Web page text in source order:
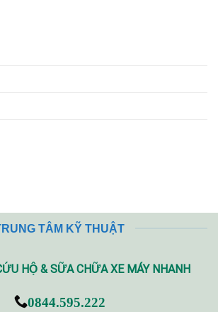
TÂM KỸ THUẬT
HỘ & SỮA CHỮA XE MÁY NHANH
0844.595.222